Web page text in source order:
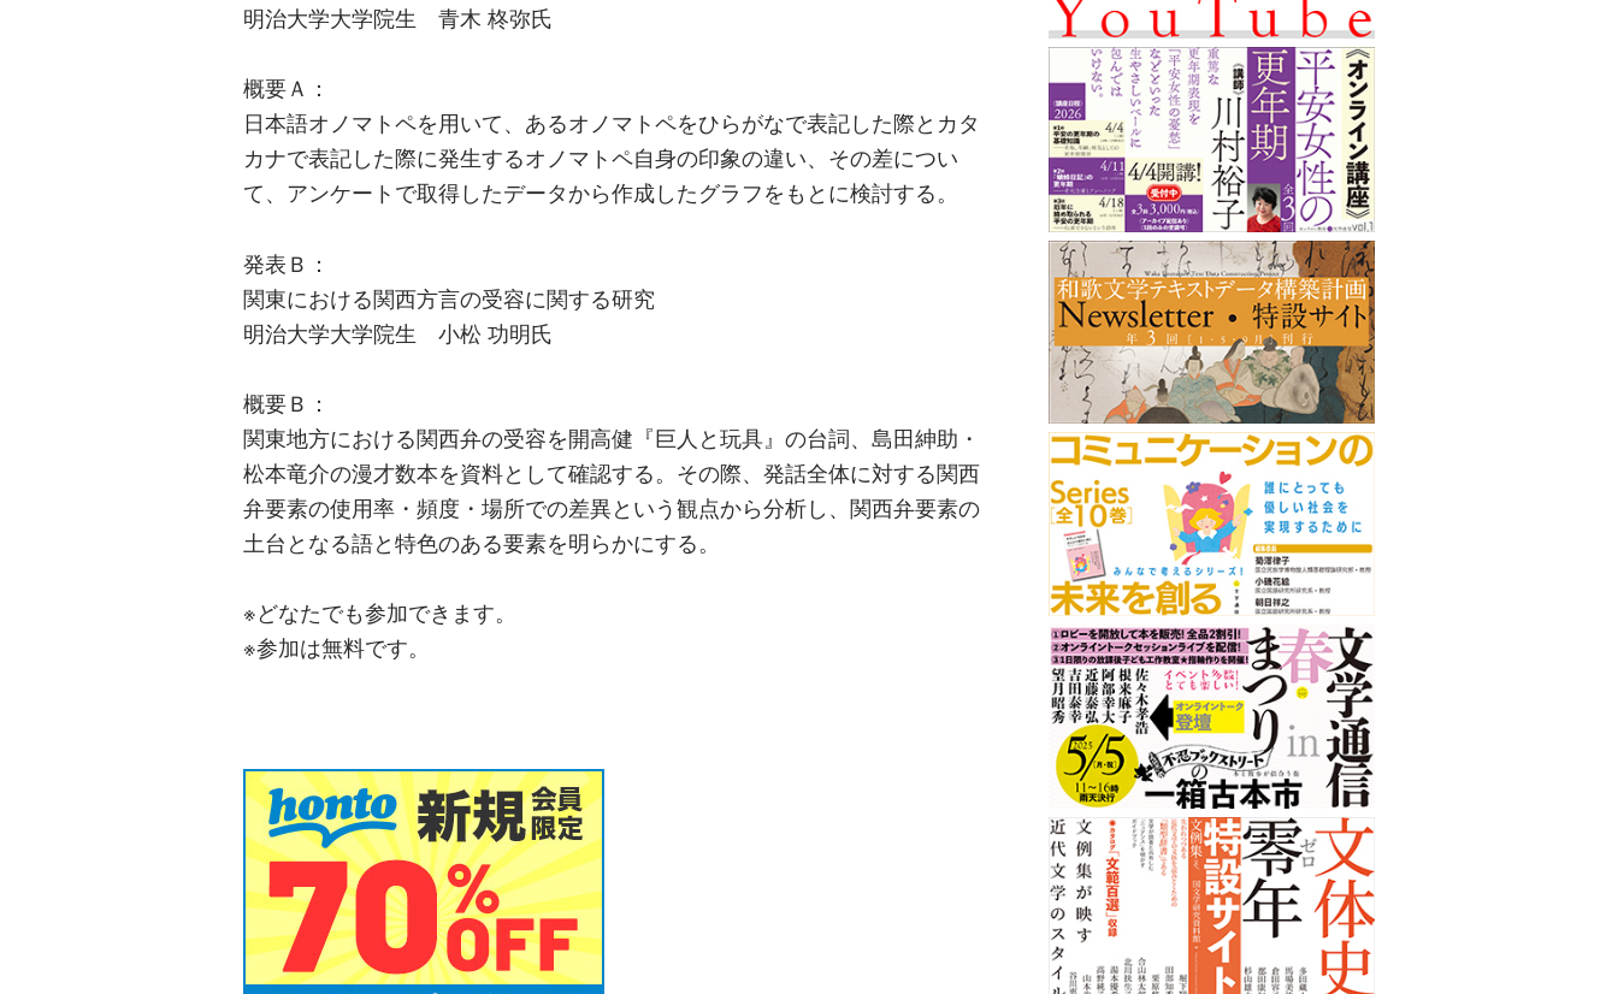
明治大学大学院生 青木 柊弥氏
概要Ａ：
日本語オノマトペを用いて、あるオノマトペをひらがなで表記した際とカタ
カナで表記した際に発生するオノマトペ自身の印象の違い、その差につい
て、アンケートで取得したデータから作成したグラフをもとに検討する。
発表Ｂ：
関東における関西方言の受容に関する研究
明治大学大学院生 小松 功明氏
概要Ｂ：
関東地方における関西弁の受容を開高健『巨人と玩具』の台詞、島田紳助・
松本竜介の漫才数本を資料として確認する。その際、発話全体に対する関西
弁要素の使用率・頻度・場所での差異という観点から分析し、関西弁要素の
土台となる語と特色のある要素を明らかにする。
※どなたでも参加できます。
※参加は無料です。